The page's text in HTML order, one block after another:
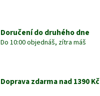
Doručení do druhého dne
Do 10:00 objednáš, zítra máš
Doprava zdarma nad 1390 Kč